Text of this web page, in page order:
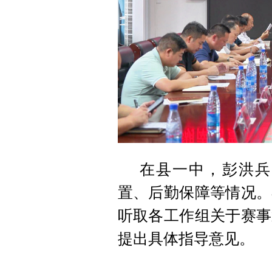
在县一中，彭洪
置、后勤保障等情况
听取各工作组关于赛
提出具体指导意见。